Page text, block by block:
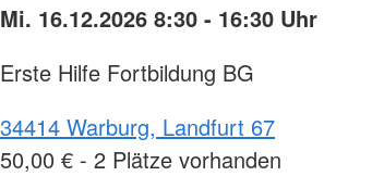
Mi. 16.12.2026 8:30 - 16:30 Uhr
Erste Hilfe Fortbildung BG
34414 Warburg, Landfurt 67
50,00 € - 2 Plätze vorhanden